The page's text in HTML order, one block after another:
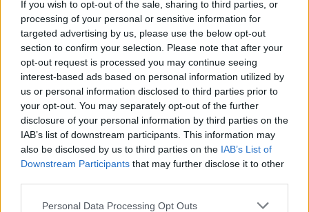
If you wish to opt-out of the sale, sharing to third parties, or
processing of your personal or sensitive information for
targeted advertising by us, please use the below opt-out
section to confirm your selection. Please note that after your
opt-out request is processed you may continue seeing
interest-based ads based on personal information utilized by
us or personal information disclosed to third parties prior to
your opt-out. You may separately opt-out of the further
disclosure of your personal information by third parties on the
IAB’s list of downstream participants. This information may
also be disclosed by us to third parties on the IAB’s List of
Downstream Participants that may further disclose it to other
Personal Data Processing Opt Outs